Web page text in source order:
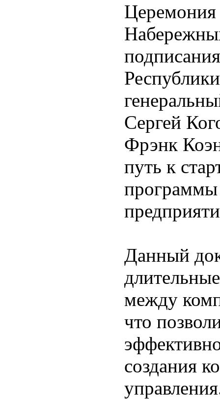
Церемония
Сергей
Фрэнк
путь к
Данный
между
что
создания